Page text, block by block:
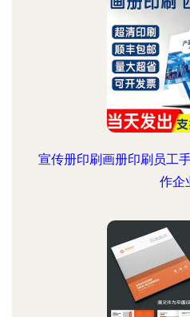
宣传册印刷画册印刷员工
作企